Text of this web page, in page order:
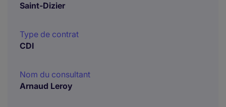
Saint-Dizier
Type de contrat
CDI
Nom du consultant
Arnaud Leroy